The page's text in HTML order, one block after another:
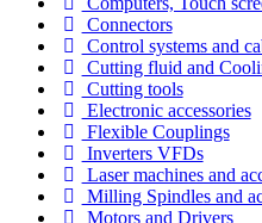
Connectors
Control systems and
Cutting fluid and
Cutting tools
Electronic accessories
Flexible Couplings
Inverters VFDs
Laser machines and
Milling Spindles and
Motors and Drivers